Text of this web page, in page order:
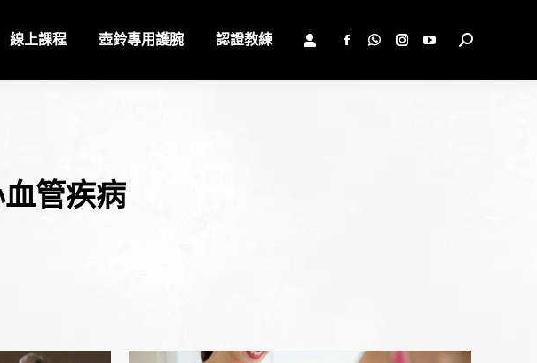
線上課程 壺鈴專用護腕 認證教練
Facebook
Whatsapp
Instagram
YouTube
Search:
管疾病